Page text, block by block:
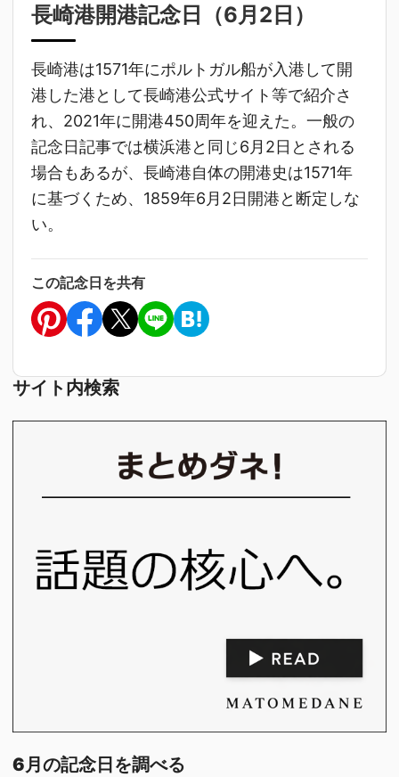
長崎港開港記念日（6月2日 ）
長崎港は1571年にポルトガル船が入港して開
港した港として長崎港公式サイト等で紹介さ
れ、2021年に開港450周年を迎えた。一般の
記念日記事では横浜港と同じ6月2日とされる
場合もあるが、長崎港自体の開港史は1571年
に基づくため、1859年6月2日開港と断定しな
い。
この記念日を共有
サイト内検索
6月の記念日を調べる